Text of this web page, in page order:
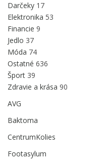
Darčeky 17
Elektronika 53
Financie 9
Jedlo 37
Móda 74
Ostatné 636
Šport 39
Zdravie a krása 90
AVG
Baktoma
CentrumKolies
Footasylum